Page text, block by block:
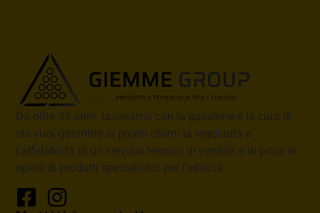
Da oltre 35 anni lavoriamo con la passione e la cura di
chi vuol garantire ai propri clienti la regolarità e
l’affidabilità di un servizio tecnico di vendita e di posa in
opera di prodotti specialistici per l’edilizia